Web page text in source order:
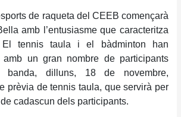
de raqueta del CEEB començarà
amb l’entusiasme que caracteritza
El tennis taula i el bàdminton han
un gran nombre de participants
banda, dilluns, 18 de novembre,
prèvia de tennis taula, que servirà per
cadascun dels participants.